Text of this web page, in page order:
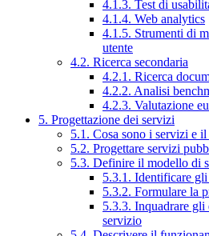
4.1.3. Test di
4.1.4. Web analytics
4.1.5. Strumenti di
utente
4.2. Ricerca secondaria
4.2.1. Ricerca
4.2.2. Analisi
4.2.3. Valutazione
5. Progettazione dei servizi
5.1. Cosa sono i servizi e il
5.2. Progettare servizi
5.3. Definire il modello di
5.3.1. Identificare
5.3.2. Formulare la
5.3.3. Inquadrare
servizio